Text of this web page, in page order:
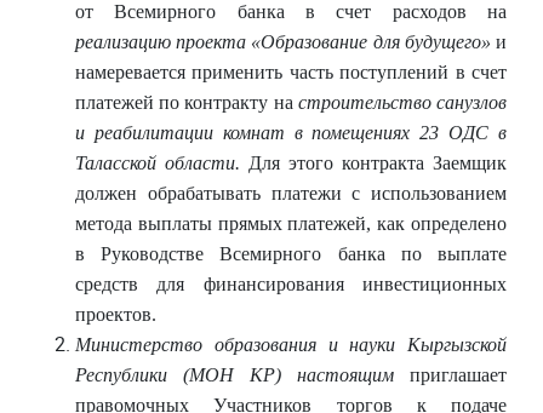
от Всемирного банка в счет расходов на
реализацию проекта «Образование для будущего» и
намеревается применить часть поступлений в счет
платежей по контракту на строительство санузлов
и реабилитации комнат в помещениях 23 ОДС в
Таласской области. Для этого контракта Заемщик
должен обрабатывать платежи с использованием
метода выплаты прямых платежей, как определено
в Руководстве Всемирного банка по выплате
средств для финансирования инвестиционных
проектов.
Министерство образования и науки Кыргызской
Республики (МОН КР)
настоящим приглашает
правомочных Участников торгов к подаче